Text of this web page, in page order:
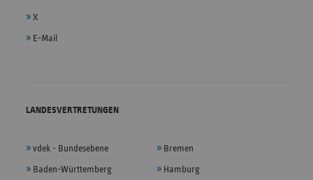
X
E-Mail
LANDESVERTRETUNGEN
vdek - Bundesebene
Baden-Württemberg
Bremen
Hamburg